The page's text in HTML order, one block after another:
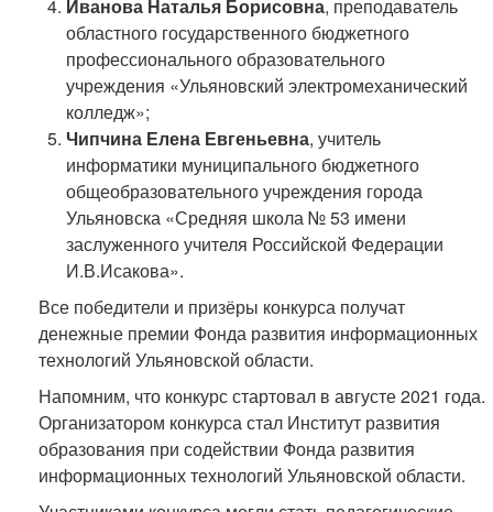
Иванова Наталья Борисовна, преподаватель
областного государственного бюджетного
профессионального образовательного
учреждения «Ульяновский электромеханический
колледж»;
Чипчина Елена Евгеньевна, учитель
информатики муниципального бюджетного
общеобразовательного учреждения города
Ульяновска «Средняя школа № 53 имени
заслуженного учителя Российской Федерации
И.В.Исакова».
Все победители и призёры конкурса получат
денежные премии Фонда развития информационных
технологий Ульяновской области.
Напомним, что конкурс стартовал в августе 2021 года.
Организатором конкурса стал Институт развития
образования при содействии Фонда развития
информационных технологий Ульяновской области.